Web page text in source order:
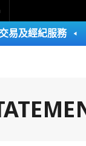
交易及經紀服務